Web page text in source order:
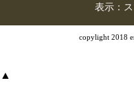
表示：
copylight 2018
▲